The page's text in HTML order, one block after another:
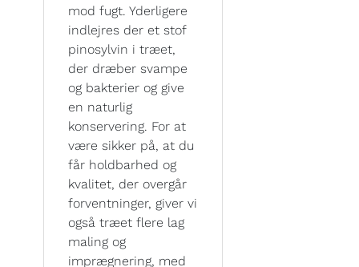
mod fugt. Yderligere
indlejres der et stof
pinosylvin i træet,
der dræber svampe
og bakterier og give
en naturlig
konservering. For at
være sikker på, at du
får holdbarhed og
kvalitet, der overgår
forventninger, giver vi
også træet flere lag
maling og
imprægnering, med